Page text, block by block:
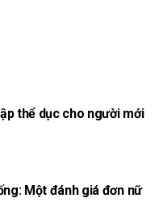
thể dục cho người mới
Một đánh giá đơn nữ